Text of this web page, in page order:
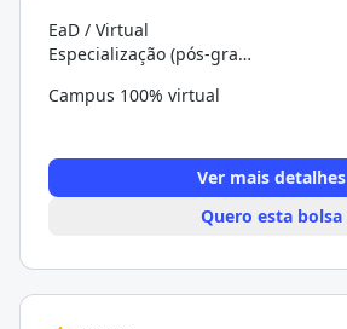
EaD / Virtual
Especialização (pós-graduação)
Campus 100% virtual
Ver mais detalhes
Quero esta bolsa